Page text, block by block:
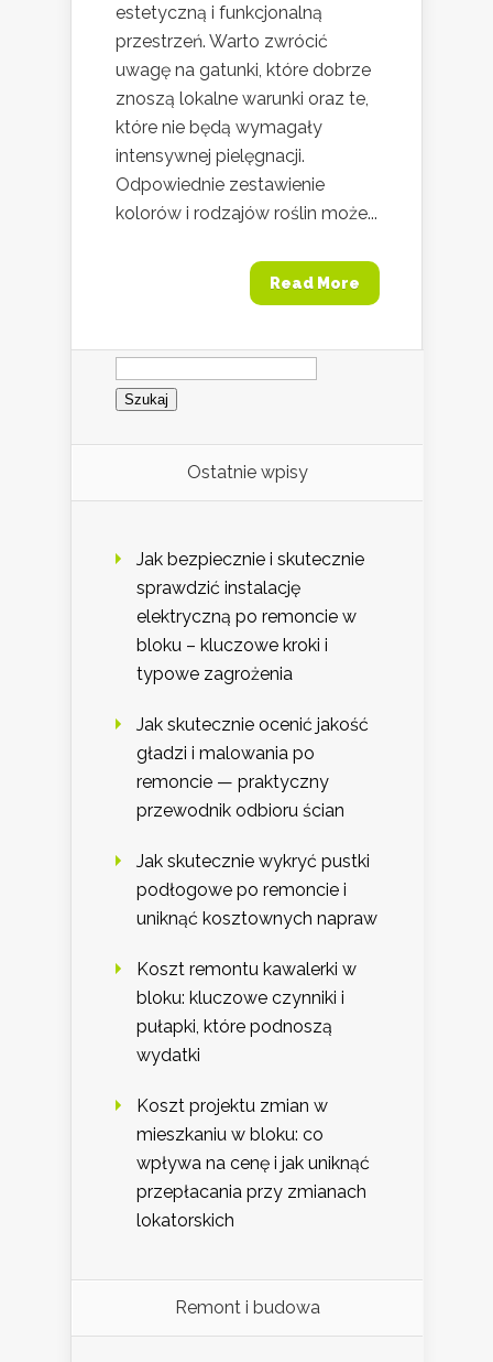
estetyczną i funkcjonalną
przestrzeń. Warto zwrócić
uwagę na gatunki, które dobrze
znoszą lokalne warunki oraz te,
które nie będą wymagały
intensywnej pielęgnacji.
Odpowiednie zestawienie
kolorów i rodzajów roślin może...
Read More
Szukaj:
Ostatnie wpisy
Jak bezpiecznie i skutecznie
sprawdzić instalację
elektryczną po remoncie w
bloku – kluczowe kroki i
typowe zagrożenia
Jak skutecznie ocenić jakość
gładzi i malowania po
remoncie — praktyczny
przewodnik odbioru ścian
Jak skutecznie wykryć pustki
podłogowe po remoncie i
uniknąć kosztownych napraw
Koszt remontu kawalerki w
bloku: kluczowe czynniki i
pułapki, które podnoszą
wydatki
Koszt projektu zmian w
mieszkaniu w bloku: co
wpływa na cenę i jak uniknąć
przepłacania przy zmianach
lokatorskich
Remont i budowa